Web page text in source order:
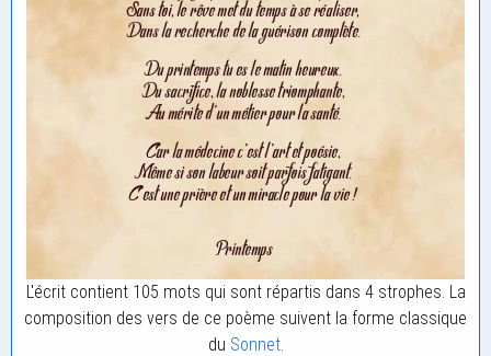
L'écrit contient 105 mots qui sont répartis dans 4 strophes. La
composition des vers de ce poème suivent la forme classique
du Sonnet.